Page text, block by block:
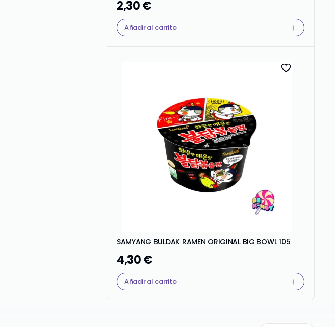
2,30€
Añadir al carrito
SAMYANG BULDAK RAMEN ORIGINAL BIG BOWL 105
4,30€
Añadir al carrito